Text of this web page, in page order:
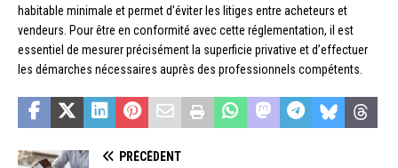
habitable minimale et permet d’éviter les litiges entre acheteurs et
vendeurs. Pour être en conformité avec cette réglementation, il est
essentiel de mesurer précisément la superficie privative et d’effectuer
les démarches nécessaires auprès des professionnels compétents.
PRÉCÉDENT